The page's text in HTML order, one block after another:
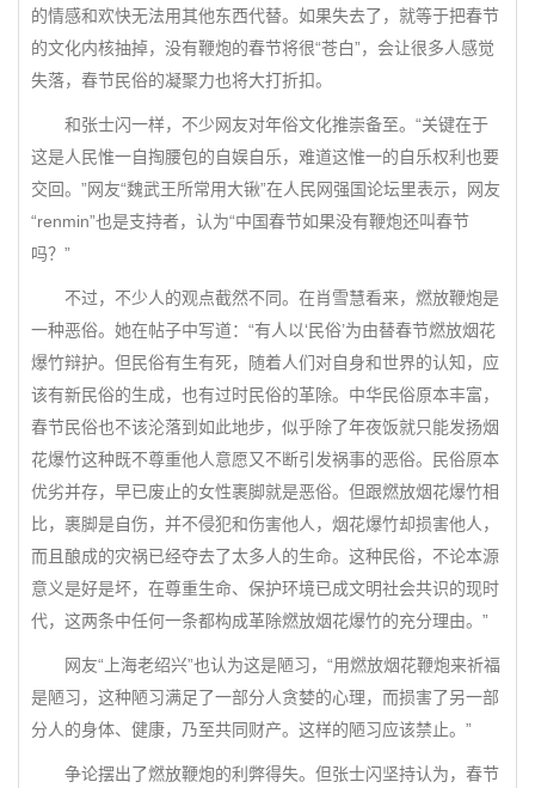
的情感和欢快无法用其他东西代替。如果失去了，就等于把春节
的文化内核抽掉，没有鞭炮的春节将很“苍白”，会让很多人感觉
失落，春节民俗的凝聚力也将大打折扣。
和张士闪一样，不少网友对年俗文化推崇备至。“关键在于
这是人民惟一自掏腰包的自娱自乐，难道这惟一的自乐权利也要
交回。”网友“魏武王所常用大锹”在人民网强国论坛里表示，网友
“renmin”也是支持者，认为“中国春节如果没有鞭炮还叫春节
吗？”
不过，不少人的观点截然不同。在肖雪慧看来，燃放鞭炮是
一种恶俗。她在帖子中写道：“有人以‘民俗’为由替春节燃放烟花
爆竹辩护。但民俗有生有死，随着人们对自身和世界的认知，应
该有新民俗的生成，也有过时民俗的革除。中华民俗原本丰富，
春节民俗也不该沦落到如此地步，似乎除了年夜饭就只能发扬烟
花爆竹这种既不尊重他人意愿又不断引发祸事的恶俗。民俗原本
优劣并存，早已废止的女性裹脚就是恶俗。但跟燃放烟花爆竹相
比，裹脚是自伤，并不侵犯和伤害他人，烟花爆竹却损害他人，
而且酿成的灾祸已经夺去了太多人的生命。这种民俗，不论本源
意义是好是坏，在尊重生命、保护环境已成文明社会共识的现时
代，这两条中任何一条都构成革除燃放烟花爆竹的充分理由。”
网友“上海老绍兴”也认为这是陋习，“用燃放烟花鞭炮来祈福
是陋习，这种陋习满足了一部分人贪婪的心理，而损害了另一部
分人的身体、健康，乃至共同财产。这样的陋习应该禁止。”
争论摆出了燃放鞭炮的利弊得失。但张士闪坚持认为，春节